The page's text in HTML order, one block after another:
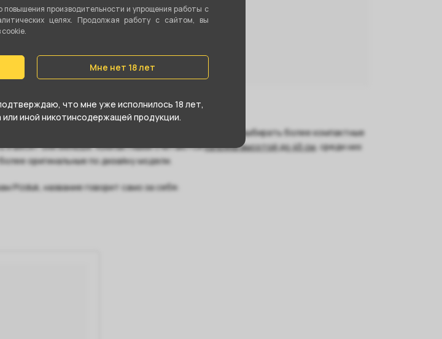
повышения производительности и упрощения работы с
целях. Продолжая работу с сайтом, вы
Мне нет 18 лет
что мне уже исполнилось 18 лет,
иной никотинсодержащей продукции.
кальян, например, брать его с собой на природу, лучше выбирать более компактные
и весят они меньше. Компактными считаютсякальяны высотой до 45 см, среди них
оригинальные по дизайну модели.
Pizduk, название говорит само за себя: